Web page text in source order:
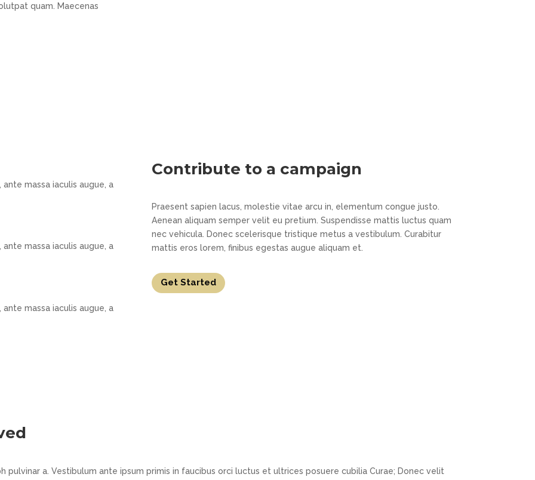
quam. Maecenas
massa iaculis augue, a
massa iaculis augue, a
massa iaculis augue, a
Contribute to a campaign
Praesent sapien lacus, molestie vitae arcu in, elementum congue justo.
Aenean aliquam semper velit eu pretium. Suspendisse mattis luctus quam
nec vehicula. Donec scelerisque tristique metus a vestibulum. Curabitur
mattis eros lorem, finibus egestas augue aliquam et.
Get Started
pulvinar a. Vestibulum ante ipsum primis in faucibus orci luctus et ultrices posuere cubilia Curae; Donec velit